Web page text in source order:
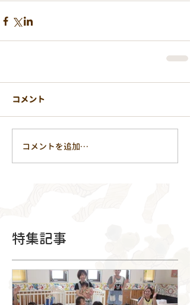
コメント
コメントを追加…
特集記事